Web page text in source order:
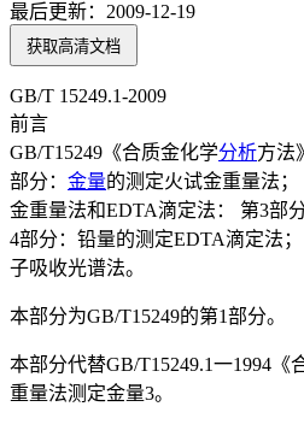
最后更新： 2009-12-19
获取高清文档
GB/T 15249.1-2009
前言
GB/T15249《合质金化学分析方法
部分： 金量的测定火试金重量法
金重量法和EDTA滴定法： 第3部
4部分：铅量的测定EDTA滴定法
子吸收光谱法。
本部分为GB/T15249的第1部分。
本部分代替GB/T15249.1一1994
重量法测定金量3。